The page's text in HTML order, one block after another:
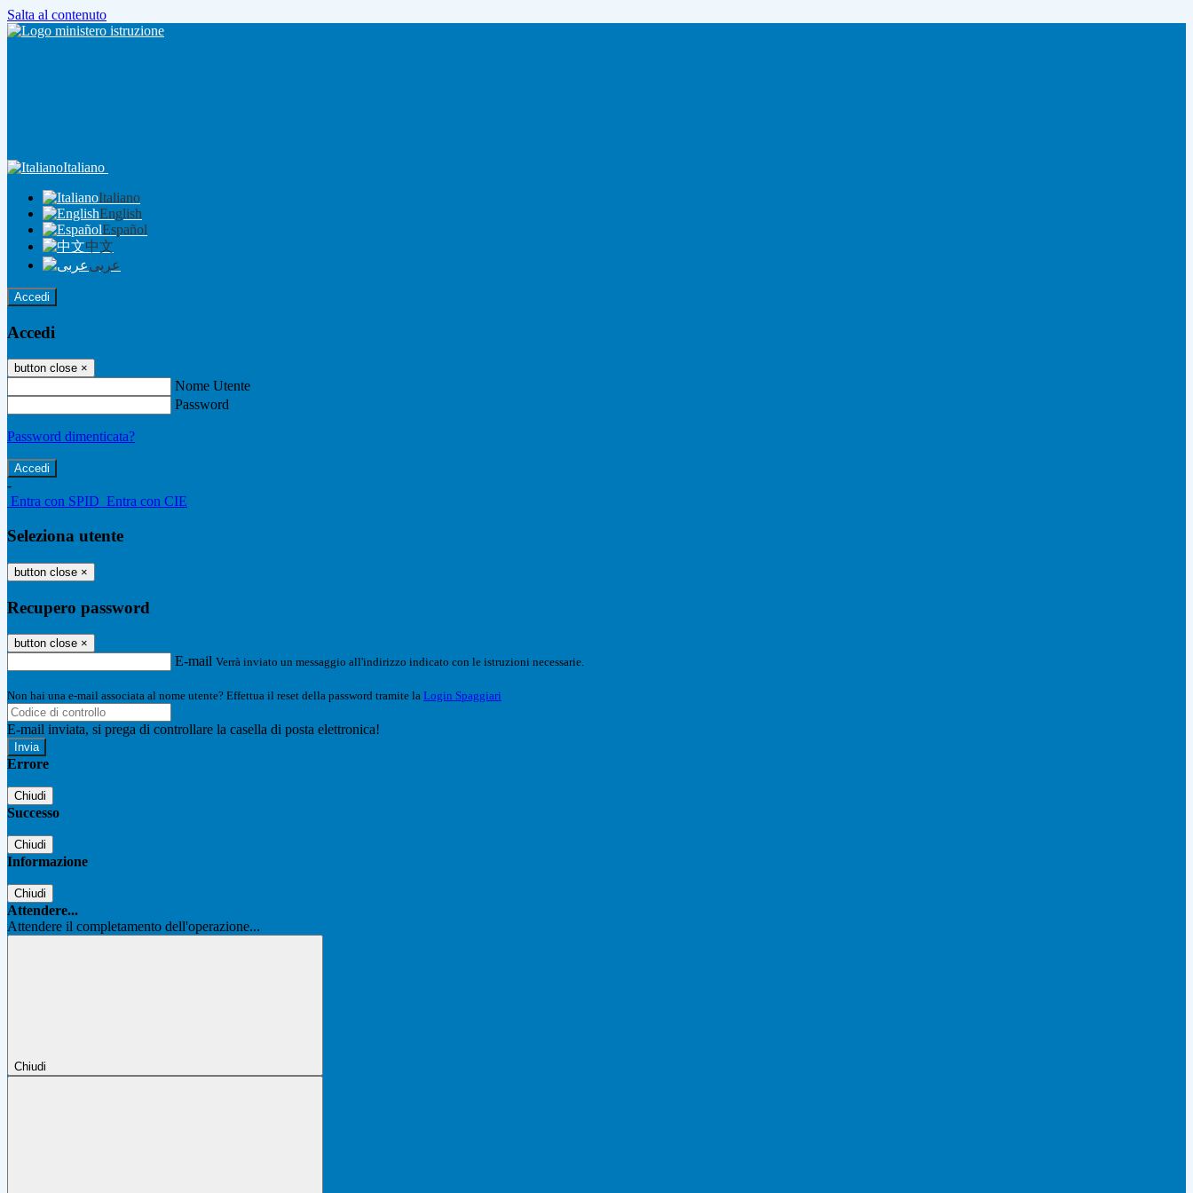
Salta al contenuto
Italiano
Italiano
English
Español
中文
عربى
Accedi
Accedi
button close ×
Nome Utente
Password
Password dimenticata?
-
Entra con SPID Entra con CIE
Seleziona utente
button close ×
Recupero password
button close ×
E-mail Verrà inviato un messaggio all'indirizzo indicato con le istruzioni necessarie.
Non hai una e-mail associata al nome utente? Effettua il reset della password tramite la Login Spaggiari
E-mail inviata, si prega di controllare la casella di posta elettronica!
Errore
Chiudi
Successo
Chiudi
Informazione
Chiudi
Attendere...
Attendere il completamento dell'operazione...
Chiudi